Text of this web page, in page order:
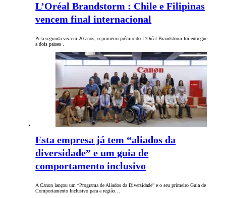
L’Oréal Brandstorm : Chile e Filipinas
vencem final internacional
Pela segunda vez em 20 anos, o primeiro prémio do L’Oréal Brandstorm foi entregue
a dois países .
Esta empresa já tem “aliados da
diversidade” e um guia de
comportamento inclusivo
A Canon lançou um “Programa de Aliados da Diversidade” e o seu primeiro Guia de
Comportamento Inclusivo para a região…